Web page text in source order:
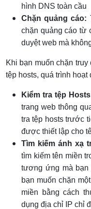
hình DNS toàn cầu
Chặn quảng cáo:
chặn quảng cáo từ
duyệt web mà
Khi bạn muốn chặn
tệp hosts, quá trình
Kiểm tra tệp
trang web thông
tra tệp hosts trước
được thiết lập cho
Tìm kiếm ánh xạ
tìm kiếm tên miền
tương ứng mà bạn
bạn muốn chặn
miền bằng cách
dụng địa chỉ IP chỉ